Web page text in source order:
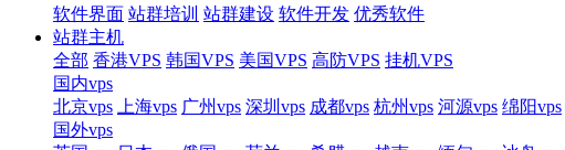
软件界面 站群培训 站群建设 软件开发 优秀软件
站群主机
全部 香港VPS 韩国VPS 美国VPS 高防VPS 挂机VPS
国内vps
北京vps
上海vps 广州vps 深圳vps 成都vps 杭州vps 河源vps 绵阳vps
国外vps